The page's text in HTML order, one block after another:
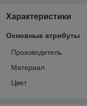
Характеристики
Основные атрибуты
Производитель
Материал
Цвет